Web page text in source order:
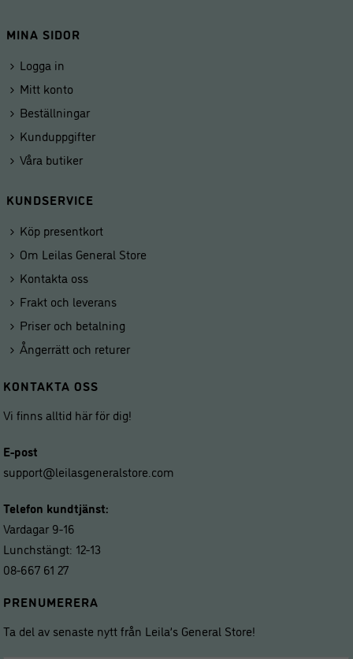
MINA SIDOR
Logga in
Mitt konto
Beställningar
Kunduppgifter
Våra butiker
KUNDSERVICE
Köp presentkort
Om Leilas General Store
Kontakta oss
Frakt och leverans
Priser och betalning
Ångerrätt och returer
KONTAKTA OSS
Vi finns alltid här för dig!
E-post
support@leilasgeneralstore.com
Telefon kundtjänst:
Vardagar 9-16
Lunchstängt: 12-13
08-667 61 27
PRENUMERERA
Ta del av senaste nytt från Leila’s General Store!